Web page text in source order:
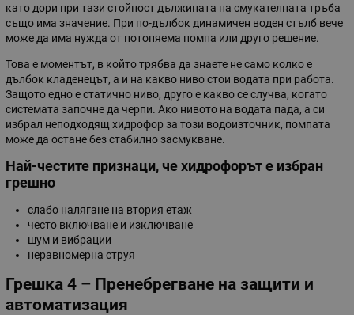
като дори при тази стойност дължината на смукателната тръба
също има значение. При по-дълбок динамичен воден стълб вече
може да има нужда от потопяема помпа или друго решение.
Това е моментът, в който трябва да знаете не само колко е
дълбок кладенецът, а и на какво ниво стои водата при работа.
Защото едно е статично ниво, друго е какво се случва, когато
системата започне да черпи. Ако нивото на водата пада, а си
избрал неподходящ хидрофор за този водоизточник, помпата
може да остане без стабилно засмукване.
Най-честите признаци, че хидрофорът е избран
грешно
слабо налягане на втория етаж
често включване и изключване
шум и вибрации
неравномерна струя
Грешка 4 – Пренебрегване на защити и
автоматизация